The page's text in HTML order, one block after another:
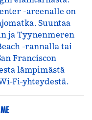
-areenalle on
Suuntaa
ja Tyynenmeren
-rannalla tai
Franciscon
lämpimästä
Fi-yhteydestä.